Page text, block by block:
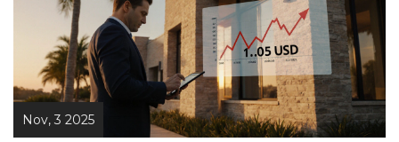
Nov, 3 2025